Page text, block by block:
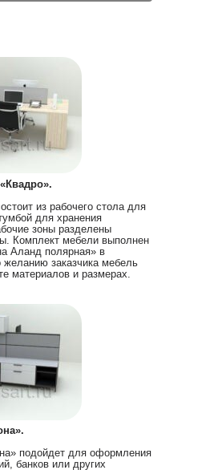
из рабочего стола для
для хранения
зоны разделены
Комплект мебели выполнен
Аланд полярная» в
заказчика мебель
материалов и размерах.
подойдет для оформления
банков или других